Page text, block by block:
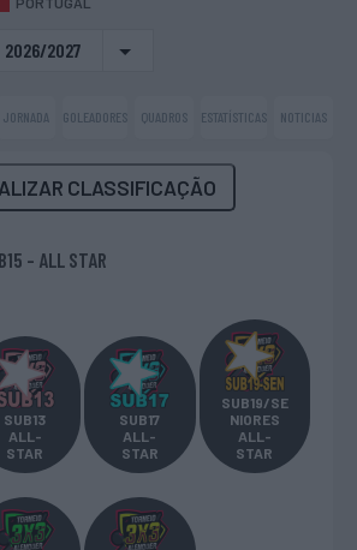
2026/2027
JORNADA GOLEADORES QUADROS ESTATÍSTICAS NOTICIAS
CLASSIFICAÇÃO
- ALL STAR
SUB13
ALL-
STAR
SUB17
ALL-
STAR
SUB19/SE
NIORES
ALL-
STAR